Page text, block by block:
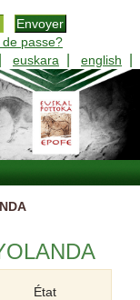
passe?
euskara english
État